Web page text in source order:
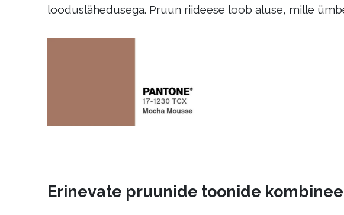
looduslähedusega. Pruun riideese loob aluse, mille
Erinevate pruunide toonide